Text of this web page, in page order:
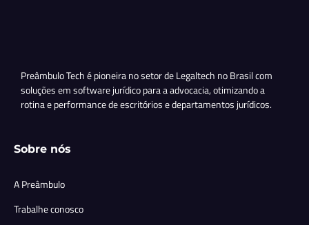
Preâmbulo Tech é pioneira no setor de Legaltech no Brasil com
soluções em software jurídico para a advocacia, otimizando a
rotina e performance de escritórios e departamentos jurídicos.
Sobre nós
A Preâmbulo
Trabalhe conosco